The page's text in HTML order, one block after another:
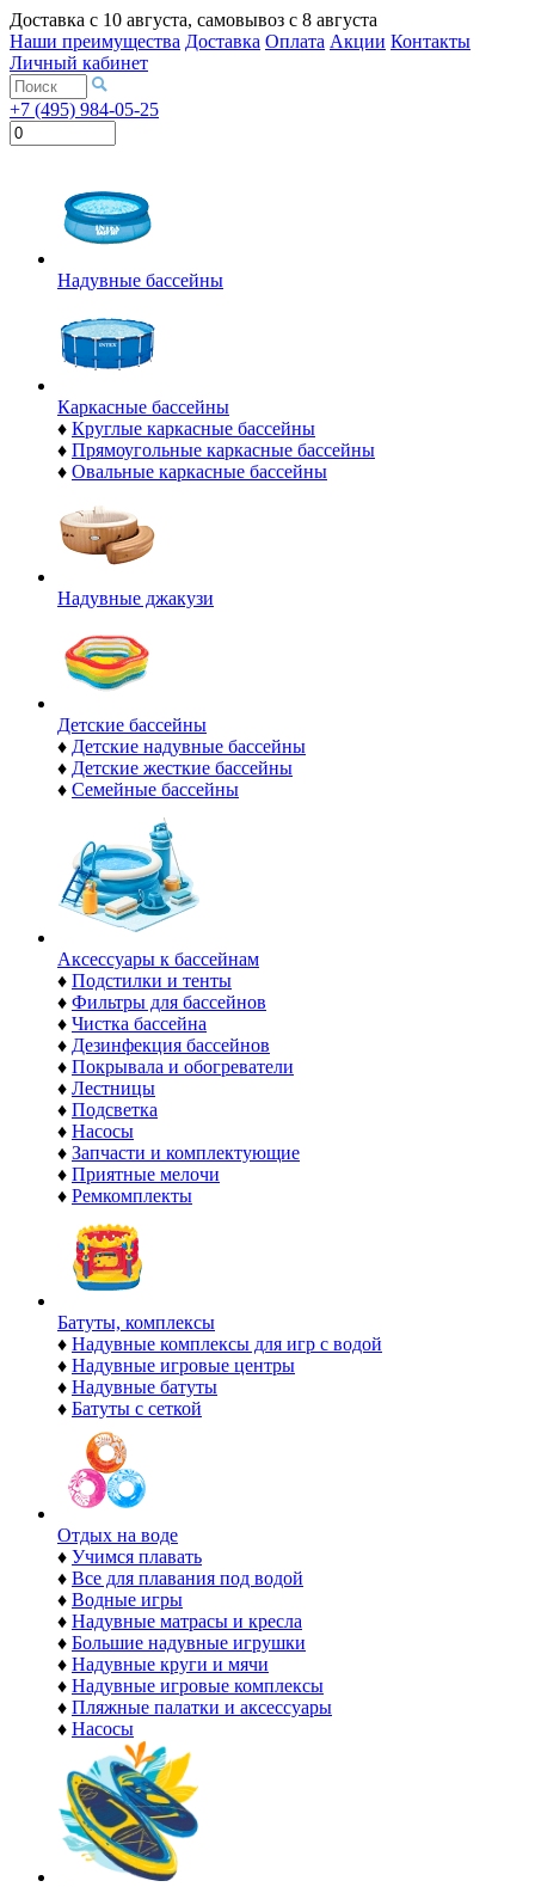
Доставка с 10 августа, самовывоз с 8 августа
Наши преимущества Доставка Оплата Акции Контакты
Личный кабинет
+7 (495) 984-05-25
Надувные бассейны
Каркасные бассейны
♦ Круглые каркасные бассейны
♦ Прямоугольные каркасные бассейны
♦ Овальные каркасные бассейны
Надувные джакузи
Детские бассейны
♦ Детские надувные бассейны
♦ Детские жесткие бассейны
♦ Семейные бассейны
Аксессуары к бассейнам
♦ Подстилки и тенты
♦ Фильтры для бассейнов
♦ Чистка бассейна
♦ Дезинфекция бассейнов
♦ Покрывала и обогреватели
♦ Лестницы
♦ Подсветка
♦ Насосы
♦ Запчасти и комплектующие
♦ Приятные мелочи
♦ Ремкомплекты
Батуты, комплексы
♦ Надувные комплексы для игр с водой
♦ Надувные игровые центры
♦ Надувные батуты
♦ Батуты с сеткой
Отдых на воде
♦ Учимся плавать
♦ Все для плавания под водой
♦ Водные игры
♦ Надувные матрасы и кресла
♦ Большие надувные игрушки
♦ Надувные круги и мячи
♦ Надувные игровые комплексы
♦ Пляжные палатки и аксессуары
♦ Насосы